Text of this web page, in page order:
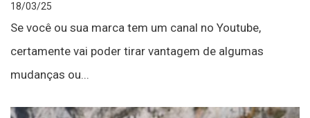
18/03/25
Se você ou sua marca tem um canal no Youtube,
certamente vai poder tirar vantagem de algumas
mudanças ou...